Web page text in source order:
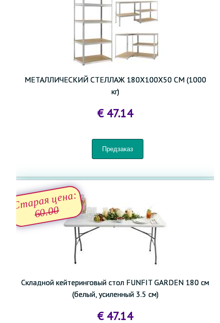
МЕТАЛЛИЧЕСКИЙ СТЕЛЛАЖ 180X100X50 СМ (1000
кг)
€ 47.14
Складной кейтеринговый стол FUNFIT GARDEN 180 см
(белый, усиленный 3.5 см)
Старая цена:
60.00
€ 47.14